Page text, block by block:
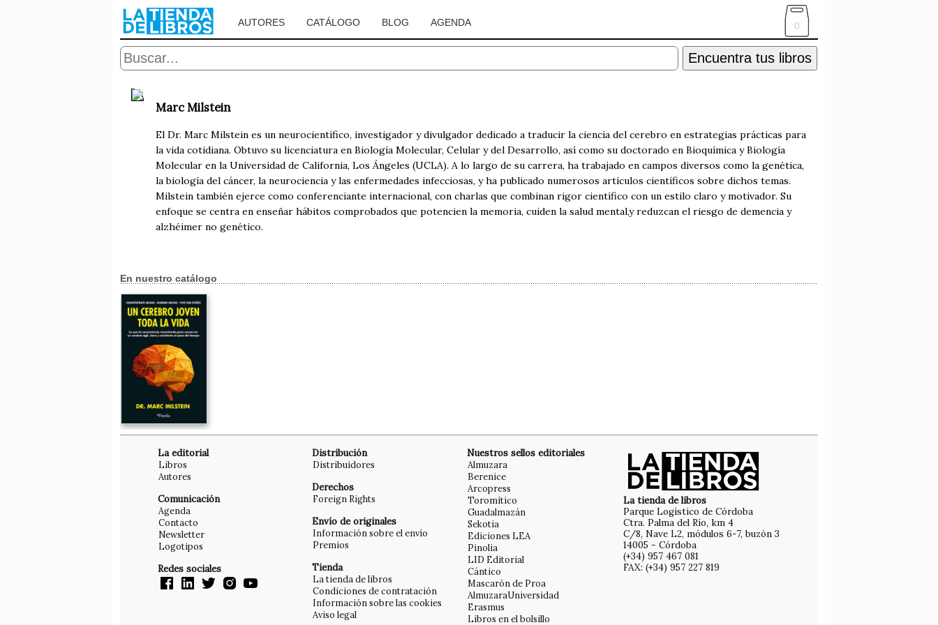
AUTORES CATÁLOGO BLOG AGENDA 0
Encuentra tus libros
Marc Milstein
El Dr. Marc Milstein es un neurocientífico, investigador y divulgador dedicado a traducir la ciencia del cerebro en estrategias prácticas para
la vida cotidiana. Obtuvo su licenciatura en Biología Molecular, Celular y del Desarrollo, así como su doctorado en Bioquímica y Biología
Molecular en la Universidad de California, Los Ángeles (UCLA). A lo largo de su carrera, ha trabajado en campos diversos como la genética,
la biología del cáncer, la neurociencia y las enfermedades infecciosas, y ha publicado numerosos artículos científicos sobre dichos temas.
Milstein también ejerce como conferenciante internacional, con charlas que combinan rigor científico con un estilo claro y motivador. Su
enfoque se centra en enseñar hábitos comprobados que potencien la memoria, cuiden la salud mental,y reduzcan el riesgo de demencia y
alzhéimer no genético.
En nuestro catálogo
La editorial
Libros
Autores
Comunicación
Agenda
Contacto
Newsletter
Logotipos
Redes sociales
Distribución
Distribuidores
Derechos
Foreign Rights
Envío de originales
Información sobre el envío
Premios
Tienda
La tienda de libros
Condiciones de contratación
Información sobre las cookies
Aviso legal
Nuestros sellos editoriales
Almuzara
Berenice
Arcopress
Toromítico
Guadalmazán
Sekotia
Ediciones LEA
Pinolia
LID Editorial
Cántico
Mascarón de Proa
AlmuzaraUniversidad
Erasmus
Libros en el bolsillo
La tienda de libros
Parque Logístico de Córdoba
Ctra. Palma del Río, km 4
C/8, Nave L2, módulos 6-7, buzón 3
14005 - Córdoba
(+34) 957 467 081
FAX: (+34) 957 227 819